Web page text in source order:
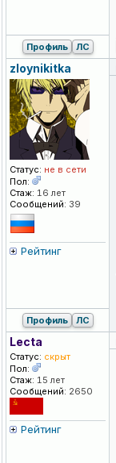
Профиль ЛС
zloynikitka
Статус: не в сети
Пол:
Стаж: 16 лет
Сообщений: 39
Рейтинг
Профиль ЛС
Lecta
Статус: скрыт
Пол:
Стаж: 15 лет
Сообщений: 2650
Рейтинг